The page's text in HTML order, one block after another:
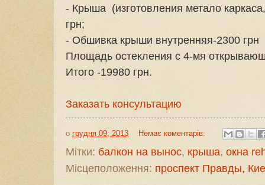
- Крыша (изготовления метало
грн;
- Обшивка крыши внутренняя-2300 грн
Площадь остекления с 4-мя
Итого -19980 грн.
Заказать консультацию
о грудня 09, 2013 Немає коментарів:
Мітки: балкон на вынос, крыша, окна
Місцеположення: проспект Правды,